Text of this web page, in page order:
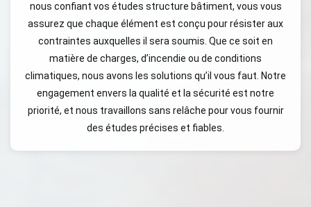
nous confiant vos études structure bâtiment, vous vous
assurez que chaque élément est conçu pour résister aux
contraintes auxquelles il sera soumis. Que ce soit en
matière de charges, d’incendie ou de conditions
climatiques, nous avons les solutions qu’il vous faut. Notre
engagement envers la qualité et la sécurité est notre
priorité, et nous travaillons sans relâche pour vous fournir
des études précises et fiables.